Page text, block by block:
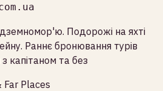
Подорожі на яхті
Раннє бронювання турів
капітаном та без
Far Places